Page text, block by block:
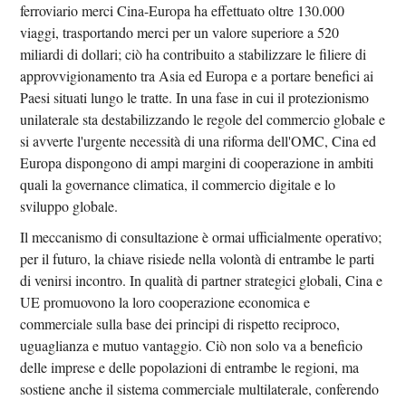
ferroviario merci Cina-Europa ha effettuato oltre 130.000
viaggi, trasportando merci per un valore superiore a 520
miliardi di dollari; ciò ha contribuito a stabilizzare le filiere di
approvvigionamento tra Asia ed Europa e a portare benefici ai
Paesi situati lungo le tratte. In una fase in cui il protezionismo
unilaterale sta destabilizzando le regole del commercio globale e
si avverte l'urgente necessità di una riforma dell'OMC, Cina ed
Europa dispongono di ampi margini di cooperazione in ambiti
quali la governance climatica, il commercio digitale e lo
sviluppo globale.
Il meccanismo di consultazione è ormai ufficialmente operativo;
per il futuro, la chiave risiede nella volontà di entrambe le parti
di venirsi incontro. In qualità di partner strategici globali, Cina e
UE promuovono la loro cooperazione economica e
commerciale sulla base dei principi di rispetto reciproco,
uguaglianza e mutuo vantaggio. Ciò non solo va a beneficio
delle imprese e delle popolazioni di entrambe le regioni, ma
sostiene anche il sistema commerciale multilaterale, conferendo